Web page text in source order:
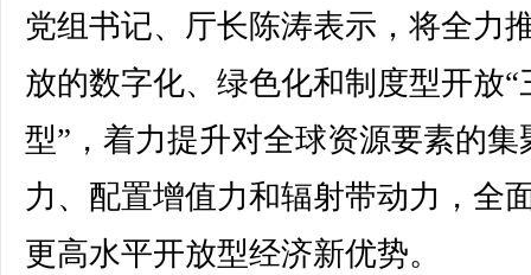
党组书记、厅长陈涛表示，将全力
放的数字化、绿色化和制度型开放“
型”，着力提升对全球资源要素的集
力、配置增值力和辐射带动力，全
更高水平开放型经济新优势。